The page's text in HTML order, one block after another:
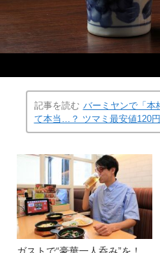
記事を読む バーミヤンで「本
て本当…？ ツマミ最安値120